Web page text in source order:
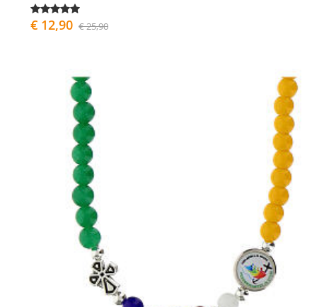
€ 12,90 € 25,90